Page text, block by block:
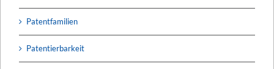
Patentfamilien
Patentierbarkeit